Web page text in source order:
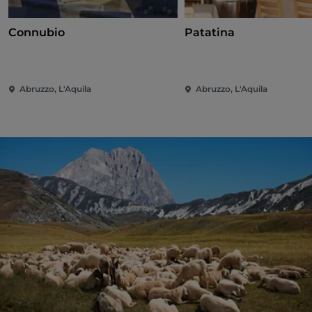
Connubio
Abruzzo, L'Aquila
Patatina
Abruzzo, L'Aquila